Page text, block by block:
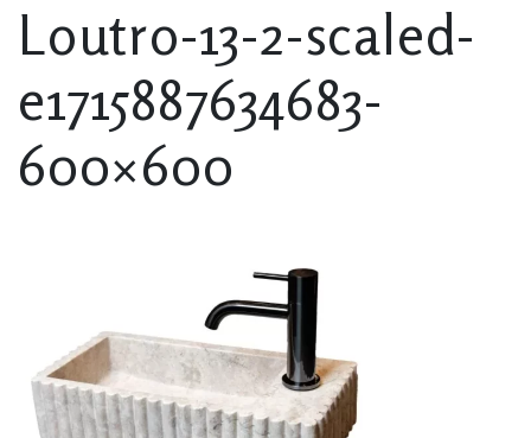
Loutro-13-2-scaled-
e1715887634683-
600×600